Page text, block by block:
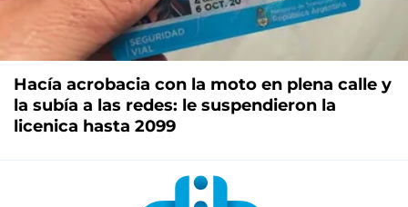
Hacía acrobacia con la moto en plena calle y
la subía a las redes: le suspendieron la
licenica hasta 2099